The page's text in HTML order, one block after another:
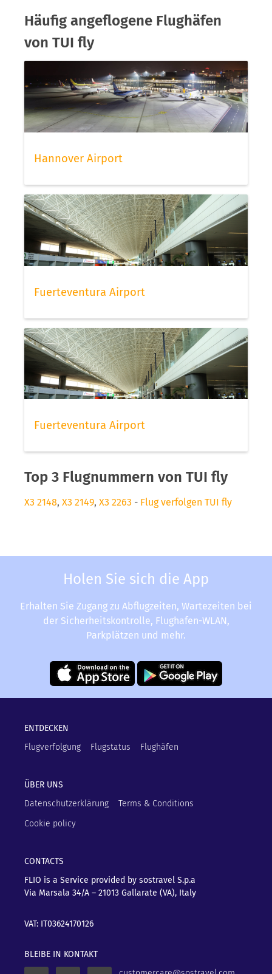
Häufig angeflogene Flughäfen
von TUI fly
Hannover Airport
Fuerteventura Airport
Fuerteventura Airport
Top 3 Flugnummern von TUI fly
X3 2148, X3 2149, X3 2263 - Flug verfolgen TUI fly
Holen Sie sich die App
Erhalten Sie Zugang zu Abflugzeiten, Wartezeiten bei
der Sicherheitskontrolle, Flughafen-WLAN,
Parkplätzen und mehr.
ENTDECKEN
Flugverfolgung
Flugstatus Flughäfen
ÜBER UNS
Datenschutzerklärung
Terms & Conditions
Cookie policy
CONTACTS
FLIO is a Service provided by sostravel S.p.a
Via Marsala 34/A – 21013 Gallarate (VA), Italy
VAT: IT03624170126
BLEIBE IN KONTAKT